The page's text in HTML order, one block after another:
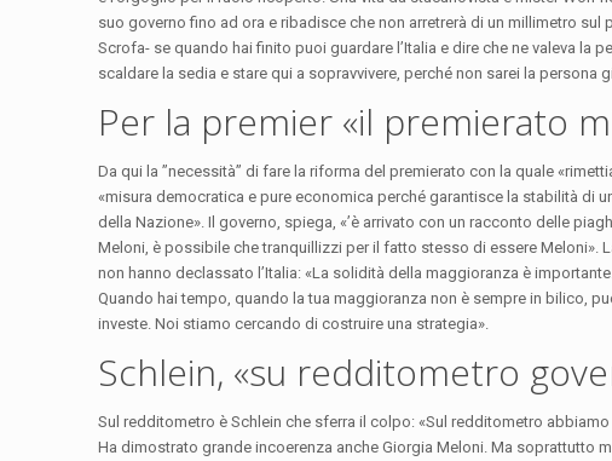
suo governo fino ad ora e ribadisce che non arretrerà di un millimetro sul
Scrofa- se quando hai finito puoi guardare l’Italia e dire che ne valeva la
scaldare la sedia e stare qui a sopravvivere, perché non sarei la persona
Per la premier «il premierato
Da qui la ’’necessità’’ di fare la riforma del premierato con la quale
«misura democratica e pure economica perché garantisce la stabilità di
della Nazione». Il governo, spiega, «’è arrivato con un racconto delle
Meloni, è possibile che tranquillizzi per il fatto stesso di essere Meloni».
non hanno declassato l’Italia: «La solidità della maggioranza è
Quando hai tempo, quando la tua maggioranza non è sempre in bilico,
investe. Noi stiamo cercando di costruire una strategia».
Schlein, «su redditometro
Sul redditometro è Schlein che sferra il colpo: «Sul redditometro
Ha dimostrato grande incoerenza anche Giorgia Meloni. Ma soprattutto